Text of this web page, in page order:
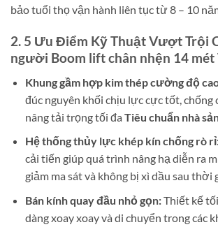
bảo tuổi thọ vận hành liên tục từ 8 – 10
2. 5 Ưu Điểm Kỹ Thuật Vượt Trội
người Boom lift chân nhện 14 mét
Khung gầm hợp kim thép cường độ
đúc nguyên khối chịu lực cực tốt, chống
nâng tải trọng tối đa Tiêu chuẩn nhà
Hệ thống thủy lực khép kín chống rò
cải tiến giúp quá trình nâng hạ diễn ra
giảm ma sát và không bị xì dầu sau thời
Bán kính quay đầu nhỏ gọn:Thiết kế
dàng xoay xoay và di chuyển trong các